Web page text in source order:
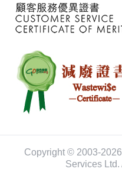
Copyright © 2003-
Services